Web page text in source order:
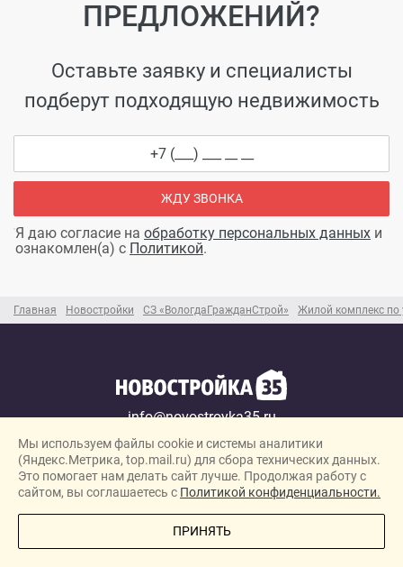
Главная Новостройки СЗ «ВологдаГражданСтрой» Жилой комплекс по
ПРЕДЛОЖЕНИЙ?
Оставьте заявку и специалисты
подберут подходящую недвижимость
ЖДУ ЗВОНКА
Я даю согласие на обработку персональных данных и
ознакомлен(а) с Политикой.
info@novostroyka35.ru
© 2026 / Новостройка35.ру
Карта сайта →
Политика конфиденциальности
Согласие на обработку персональных данных
Новостройки
ПОЗВОНИТЕ МНЕ
Мы используем файлы cookie и системы аналитики
(Яндекс.Метрика, top.mail.ru) для сбора технических данных.
Это помогает нам делать сайт лучше. Продолжая работу с
сайтом, вы соглашаетесь с Политикой конфиденциальности.
ПРИНЯТЬ